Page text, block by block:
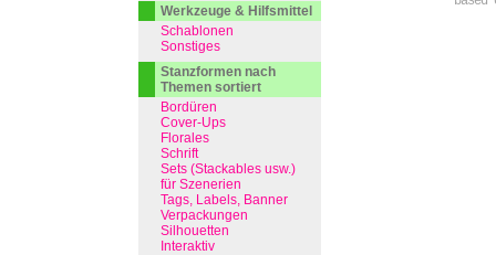
Werkzeuge & Hilfsmittel
Schablonen
Sonstiges
Stanzformen nach
Themen sortiert
Bordüren
Cover-Ups
Florales
Schrift
Sets (Stackables usw.)
für Szenerien
Tags, Labels, Banner
Verpackungen
Silhouetten
Interaktiv